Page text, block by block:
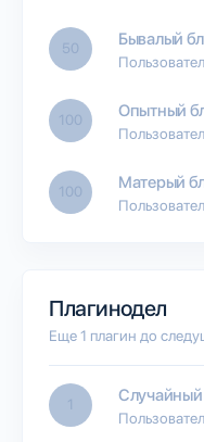
50 Бывалый
100 Опытный
100 Матерый
Плагинодел
Еще 1 плагин до
1 Случайный